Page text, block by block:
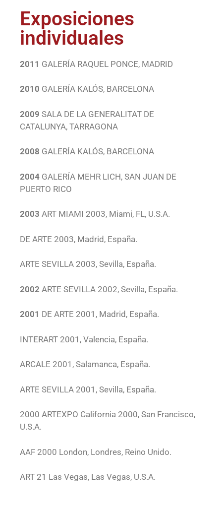
Exposiciones
individuales
2011 GALERÍA RAQUEL PONCE, MADRID
2010 GALERÍA KALÓS, BARCELONA
2009 SALA DE LA GENERALITAT DE
CATALUNYA, TARRAGONA
2008 GALERÍA KALÓS, BARCELONA
2004 GALERÍA MEHR LICH, SAN JUAN DE
PUERTO RICO
2003 ART MIAMI 2003, Miami, FL, U.S.A.
DE ARTE 2003, Madrid, España.
ARTE SEVILLA 2003, Sevilla, España.
2002 ARTE SEVILLA 2002, Sevilla, España.
2001 DE ARTE 2001, Madrid, España.
INTERART 2001, Valencia, España.
ARCALE 2001, Salamanca, España.
ARTE SEVILLA 2001, Sevilla, España.
2000 ARTEXPO California 2000, San Francisco,
U.S.A.
AAF 2000 London, Londres, Reino Unido.
ART 21 Las Vegas, Las Vegas, U.S.A.